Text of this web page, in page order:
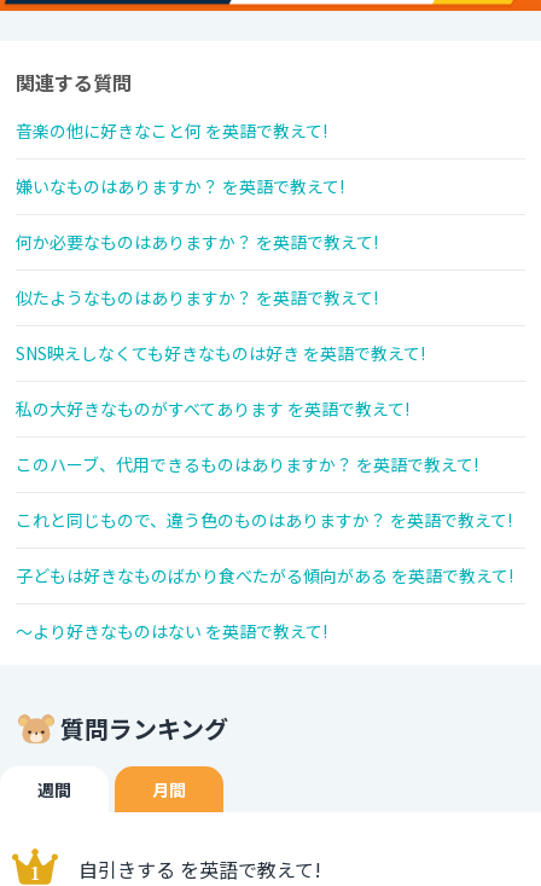
関連する質問
音楽の他に好きなこと何 を英語で教えて!
嫌いなものはありますか？ を英語で教えて!
何か必要なものはありますか？ を英語で教えて!
似たようなものはありますか？ を英語で教えて!
SNS映えしなくても好きなものは好き を英語で教えて!
私の大好きなものがすべてあります を英語で教えて!
このハーブ、代用できるものはありますか？ を英語で教えて!
これと同じもので、違う色のものはありますか？ を英語で教えて!
子どもは好きなものばかり食べたがる傾向がある を英語で教えて!
～より好きなものはない を英語で教えて!
質問ランキング
週間 月間
自引きする を英語で教えて!